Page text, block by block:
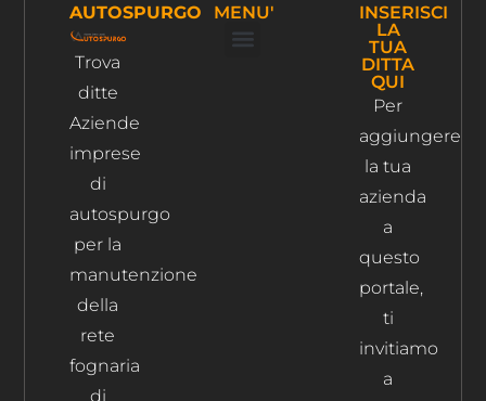
AUTOSPURGO
Trova
ditte
Aziende
imprese
di
autospurgo
per la
manutenzione
della
rete
fognaria
di
MENU'
INSERISCI
LA
TUA
DITTA
QUI
Per
aggiungere
la tua
azienda
a
questo
portale,
ti
invitiamo
a